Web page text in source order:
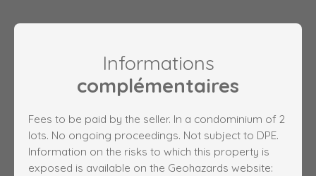
Informations
complémentaires
Fees to be paid by the seller. In a condominium of 2
lots. No ongoing proceedings. Not subject to DPE.
Information on the risks to which this property is
exposed is available on the Geohazards website: